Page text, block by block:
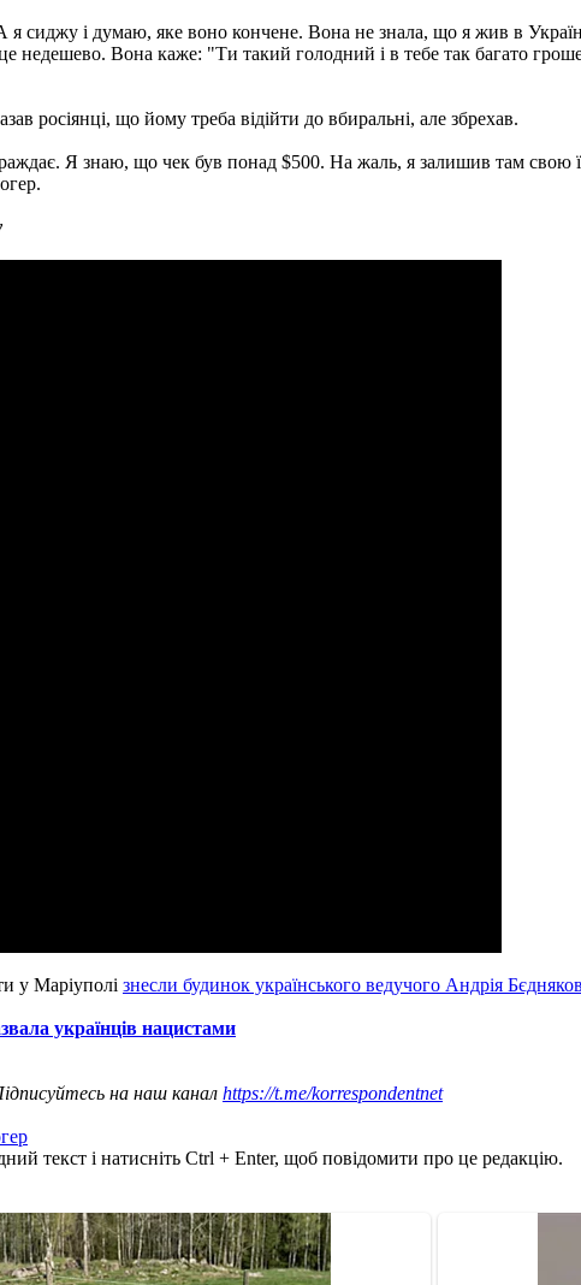
я сиджу і думаю, яке воно кончене. Вона не знала, що я жив в
недешево. Вона каже: "Ти такий голодний і в тебе так багато
росіянці, що йому треба відійти до вбиральні, але збрехав.
Я знаю, що чек був понад $500. На жаль, я залишив там
у Маріуполі знесли будинок українського ведучого Андрія
українців нацистами
на наш канал https://t.me/korrespondentnet
текст і натисніть Ctrl + Enter, щоб повідомити про це редакцію.